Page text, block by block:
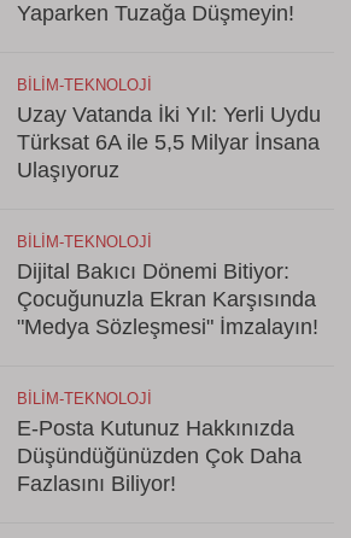
Yaparken Tuzağa Düşmeyin!
BILIM-TEKNOLOJI
Uzay Vatanda İki Yıl: Yerli Uydu
Türksat 6A ile 5,5 Milyar İnsana
Ulaşıyoruz
BILIM-TEKNOLOJI
Dijital Bakıcı Dönemi Bitiyor:
Çocuğunuzla Ekran Karşısında
"Medya Sözleşmesi" İmzalayın!
BILIM-TEKNOLOJI
E-Posta Kutunuz Hakkınızda
Düşündüğünüzden Çok Daha
Fazlasını Biliyor!